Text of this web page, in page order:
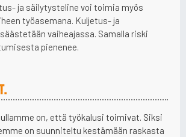
ja säilytysteline voi toimia myös
työasemana. Kuljetus- ja
vaiheajassa. Samalla riski
pienenee.
on, että työkalusi toimivat. Siksi
on suunniteltu kestämään raskasta